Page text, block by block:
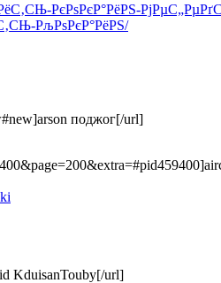
РєРѕРєР°РёРЅ-
РљРѕРєР°РёРЅ/
поджог[/url]
KduisanTouby[/url]